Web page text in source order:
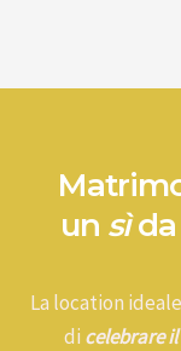
un sìda
La location
di celebrare